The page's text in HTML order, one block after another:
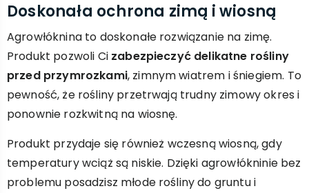
Doskonała ochrona zimą i wiosną
Agrowłóknina to doskonałe rozwiązanie na zimę.
Produkt pozwoli Ci zabezpieczyć delikatne rośliny
przed przymrozkami, zimnym wiatrem i śniegiem. To
pewność, że rośliny przetrwają trudny zimowy okres i
ponownie rozkwitną na wiosnę.
Produkt przydaje się również wczesną wiosną, gdy
temperatury wciąż są niskie. Dzięki agrowłókninie bez
problemu posadzisz młode rośliny do gruntu i